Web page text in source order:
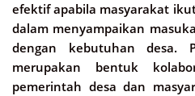
efektif apabila masyarakat
dalam menyampaikan
dengan kebutuhan desa.
merupakan bentuk
pemerintah desa dan